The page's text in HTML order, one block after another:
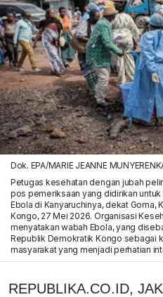
Dok. EPA/MARIE JEANNE
Petugas kesehatan dengan jubah
pos pemeriksaan yang didirikan
Ebola di Kanyaruchinya, dekat Goma,
Kongo, 27 Mei 2026. Organisasi
menyatakan wabah Ebola, yang
Republik Demokratik Kongo sebagai
masyarakat yang menjadi perhatian
REPUBLIKA.CO.ID,